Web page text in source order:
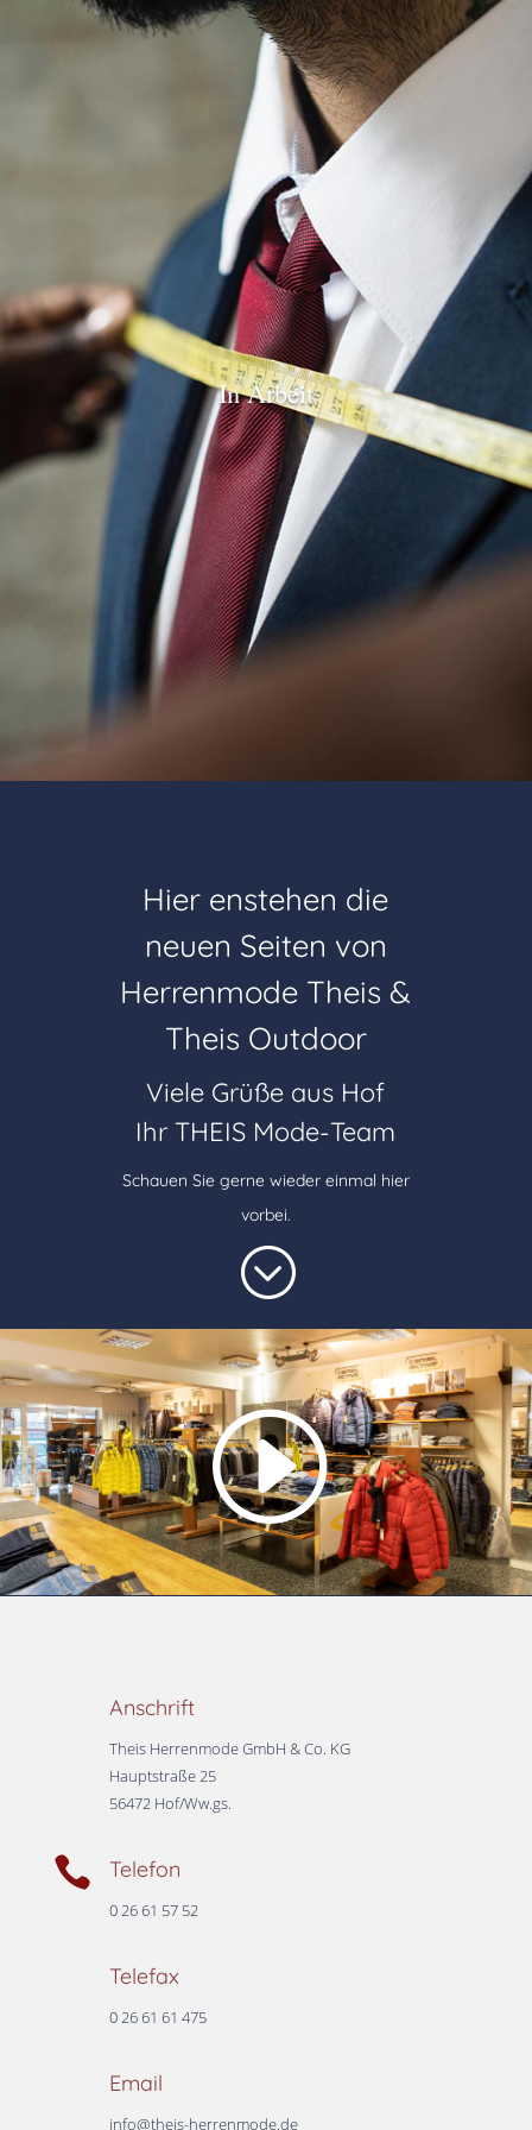
In Arbeit
Hier enstehen die
neuen Seiten von
Herrenmode Theis &
Theis Outdoor
Viele Grüße aus Hof
Ihr THEIS Mode-Team
Schauen Sie gerne wieder einmal hier
vorbei.
;
Anschrift
Theis Herrenmode GmbH & Co. KG
Hauptstraße 25
56472 Hof/Ww.gs.
 Telefon
0 26 61 57 52
Telefax
0 26 61 61 475
Email
info@theis-herrenmode.de